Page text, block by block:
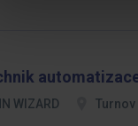
WIZARD Turnov